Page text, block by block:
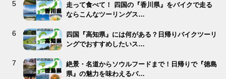
走って食べて！ 四国の『香川県』をバイクで走る
ならこんなツーリングス…
四国『高知県』には何がある？日帰りバイクツーリ
ングでおすすめしたいス…
絶景・名道からソウルフードまで！日帰りで『徳島
県』の魅力を味わえるバ…